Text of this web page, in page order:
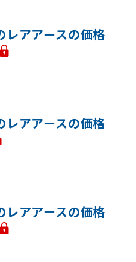
レアアースの価格
レアアースの価格
レアアースの価格